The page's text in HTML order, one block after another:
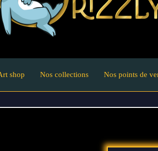
shop Nos collections Nos points de